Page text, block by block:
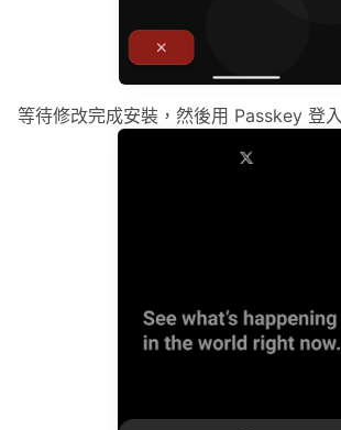
等待修改完成安裝，然後用 Passkey 登入